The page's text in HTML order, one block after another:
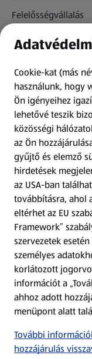
Felelősségvállalás
Információk
Kérdőív
Fizetési lehetőségek
ALDI utalványok
Árcsökkentés
Adattörlő
Szervizpont
(új oldalon nyílik
Fedezz fel
Töltsd le az ALDI
Cookie-kat (más
használunk, hogy
Ön igényeihez
lehetővé teszik
közösségi
az Ön
gyűjtő és elemző
hirdetések
az USA-ban
továbbításra, ahol
eltérhet az EU
Framework”
szervezetek
személyes
korlátozott
információt a
ahhoz adott
menüpont alatt
További
hozzájárulás